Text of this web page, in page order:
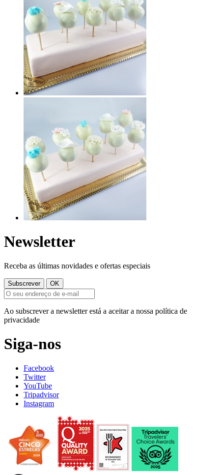
Newsletter
Receba as últimas novidades e ofertas especiais
Ao subscrever a newsletter está a aceitar a nossa política de
privacidade
Siga-nos
Facebook
Twitter
YouTube
Tripadvisor
Instagram